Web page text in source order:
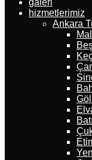
galeri
hizmetlerimiz
Ankara